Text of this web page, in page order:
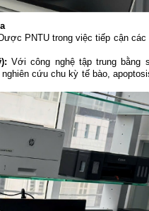
PNTU trong việc tiếp cận
Với công nghệ tập trung bằng
cứu chu kỳ tế bào,